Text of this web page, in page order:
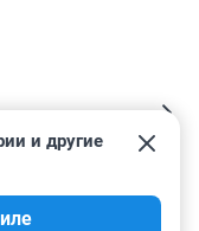
и другие